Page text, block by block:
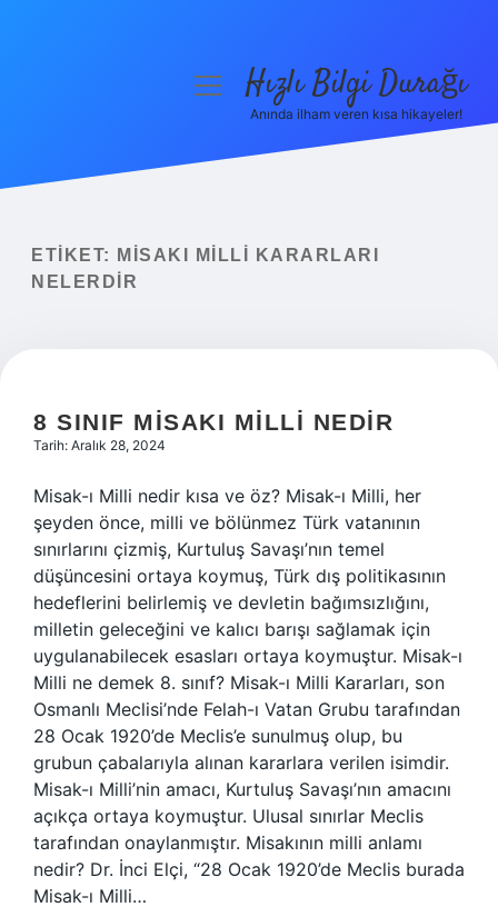
Yasal Uyarı
menüyüHızlı Bilgi Durağı
Anında ilham veren kısa hikayeler!
ETIKET:
MISAKI MILLI KARARLARI
NELERDIR
8 SINIF MISAKI MILLI NEDIR
Tarih: Aralık 28, 2024
Misak-ı Milli nedir kısa ve öz? Misak-ı Milli, her
şeyden önce, milli ve bölünmez Türk vatanının
sınırlarını çizmiş, Kurtuluş Savaşı’nın temel
düşüncesini ortaya koymuş, Türk dış politikasının
hedeflerini belirlemiş ve devletin bağımsızlığını,
milletin geleceğini ve kalıcı barışı sağlamak için
uygulanabilecek esasları ortaya koymuştur. Misak-ı
Milli ne demek 8. sınıf? Misak-ı Milli Kararları, son
Osmanlı Meclisi’nde Felah-ı Vatan Grubu tarafından
28 Ocak 1920’de Meclis’e sunulmuş olup, bu
grubun çabalarıyla alınan kararlara verilen isimdir.
Misak-ı Milli’nin amacı, Kurtuluş Savaşı’nın amacını
açıkça ortaya koymuştur. Ulusal sınırlar Meclis
tarafından onaylanmıştır. Misakının milli anlamı
nedir? Dr. İnci Elçi, “28 Ocak 1920’de Meclis burada
Misak-ı Milli…